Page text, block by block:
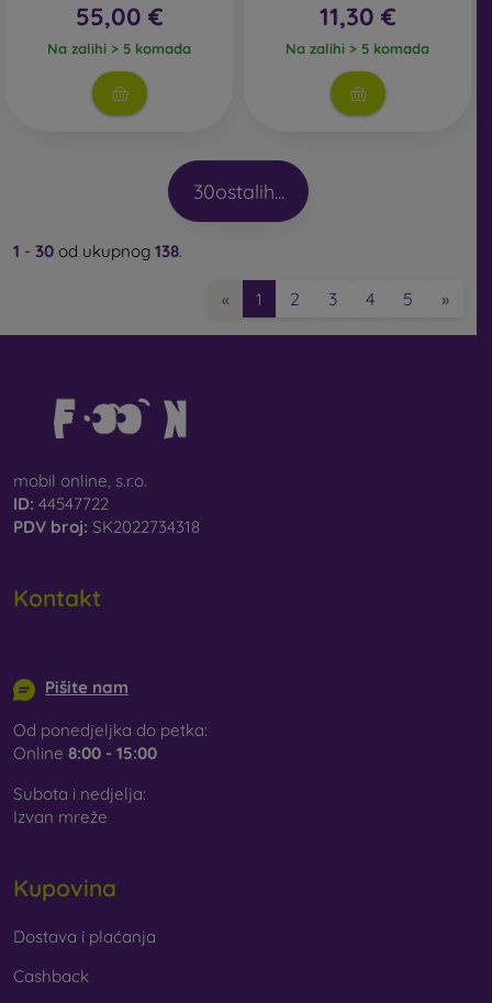
55,00 €
Na zalihi > 5 komada
11,30 €
Na zalihi > 5 komada
30ostalih...
1 - 30 od ukupnog 138.
« 1 2 3 4 5 »
mobil online, s.r.o.
ID: 44547722
PDV broj: SK2022734318
Kontakt
Pišite nam
Od ponedjeljka do petka:
Online 8:00 - 15:00
Subota i nedjelja:
Izvan mreže
Kupovina
Dostava i plaćanja
Cashback